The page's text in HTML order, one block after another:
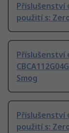
Příslušenství
použití s:
Příslušenství
Smog
Příslušenství
použití s: